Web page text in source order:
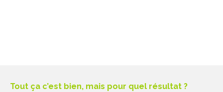
Tout ça c’est bien, mais pour quel résultat ?